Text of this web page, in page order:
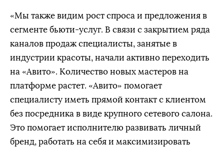
«Мы также видим рост спроса и предложения в
сегменте бьюти-услуг. В связи с закрытием ряда
каналов продаж специалисты, занятые в
индустрии красоты, начали активно переходить
на «Авито». Количество новых мастеров на
платформе растет. «Авито» помогает
специалисту иметь прямой контакт с клиентом
без посредника в виде крупного сетевого салона.
Это помогает исполнителю развивать личный
бренд, работать на себя и максимизировать